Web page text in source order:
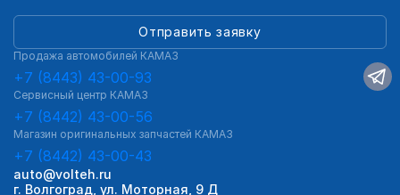
Отправить заявку
Продажа автомобилей КАМАЗ
+7 (8443) 43-00-93
Сервисный центр КАМАЗ
+7 (8442) 43-00-56
Магазин оригинальных запчастей КАМАЗ
+7 (8442) 43-00-43
auto@volteh.ru
г. Волгоград, ул. Моторная, 9 Д